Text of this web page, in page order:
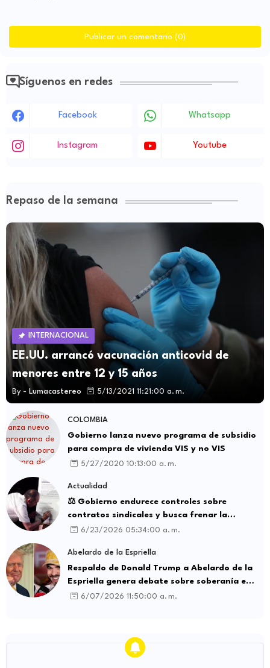
Publicar un comentario (0)
Síguenos en redes
Facebook Whatsapp
Instagram Youtube
Repaso de la semana
INTERNACIONAL
EE.UU. arrancó vacunación anticovid de
menores entre 12 y 15 años
By - Lumacastereo 5/13/2021 11:21:00 a. m.
COLOMBIA
Gobierno lanza nuevo programa de subsidio
para compra de vivienda VIS y no VIS
5/27/2020 10:13:00 a. m.
Actualidad
⚖️ Gobierno endurece controles sobre
contratos sindicales y busca frenar la
intermediación laboral ilegal
6/23/2026 05:34:00 a. m.
Abelardo de la Espriella
Respaldo de Donald Trump a Abelardo de la
Espriella genera debate sobre soberanía e
influencia internacional
6/07/2026 11:50:00 a. m.